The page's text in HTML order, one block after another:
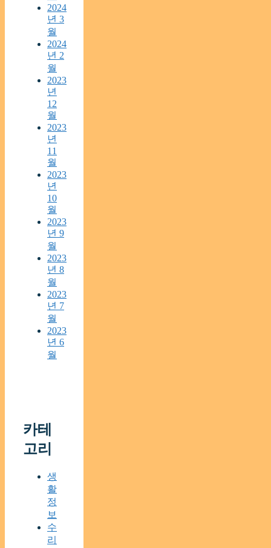
2024
년 3
월
2024
년 2
월
2023
년
12
월
2023
년
11
월
2023
년
10
월
2023
년 9
월
2023
년 8
월
2023
년 7
월
2023
년 6
월
카테
고리
생
활
정
보
수
리